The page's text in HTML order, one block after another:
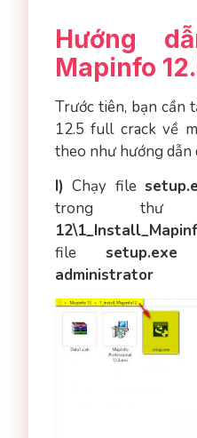
Hướng
Mapinfo
Trước tiên, bạn cần
12.5 full crack về
theo như hướng dẫn
I) Chạy file
trong
file setup.exe
administrator